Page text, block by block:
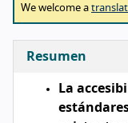
We welcome a
Resumen
La